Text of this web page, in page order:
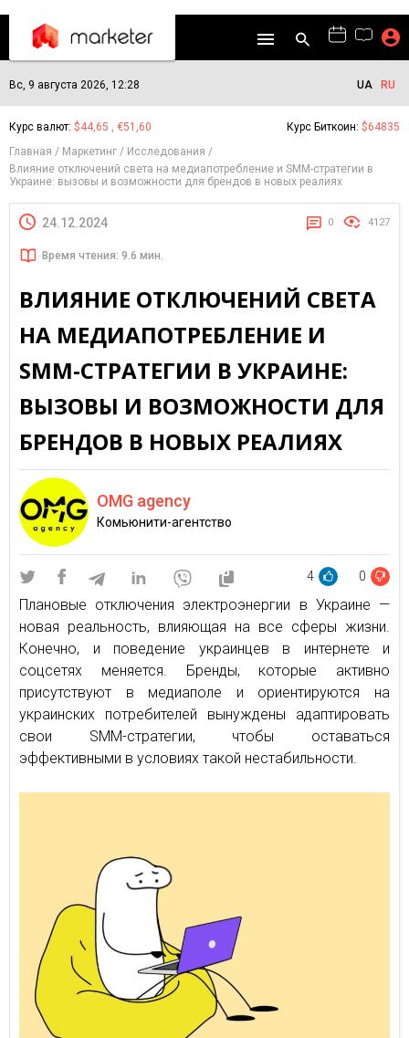
Вс, 9 августа 2026, 12:28 UA RU
Курс валют: $44,65 , €51,60 Курс Биткоин: $64835
Главная
Маркетинг
Исследования
Влияние отключений света на медиапотребление и SMM-стратегии в
Украине: вызовы и возможности для брендов в новых реалиях
24.12.2024 0 4127
Время чтения: 9.6 мин.
ВЛИЯНИЕ ОТКЛЮЧЕНИЙ СВЕТА
НА МЕДИАПОТРЕБЛЕНИЕ И
SMM-СТРАТЕГИИ В УКРАИНЕ:
ВЫЗОВЫ И ВОЗМОЖНОСТИ ДЛЯ
БРЕНДОВ В НОВЫХ РЕАЛИЯХ
OMG agency
Комьюнити-агентство
4 0
Плановые отключения электроэнергии в Украине —
новая реальность, влияющая на все сферы жизни.
Конечно, и поведение украинцев в интернете и
соцсетях меняется. Бренды, которые активно
присутствуют в медиаполе и ориентируются на
украинских потребителей вынуждены адаптировать
свои SMM-стратегии, чтобы оставаться
эффективными в условиях такой нестабильности.